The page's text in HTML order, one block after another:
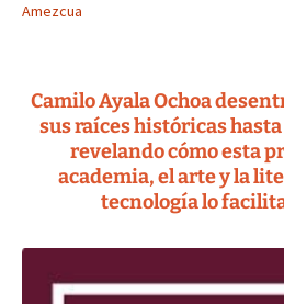
Amezcua
Camilo Ayala Ochoa
sus raíces históricas
revelando cómo esta
academia, el arte y la
tecnología lo